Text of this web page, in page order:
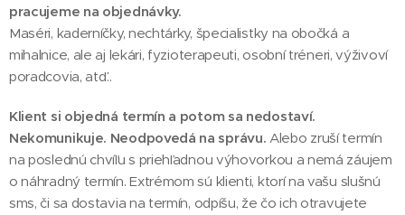
pracujeme na objednávky.
Maséri, kaderníčky, nechtárky, špecialistky na obočká a
mihalnice, ale aj lekári, fyzioterapeuti, osobní tréneri, výživoví
poradcovia, atď..
Klient si objedná termín a potom sa nedostaví.
Nekomunikuje. Neodpovedá na správu. Alebo zruší termín
na poslednú chvíľu s priehľadnou výhovorkou a nemá záujem
o náhradný termín. Extrémom sú klienti, ktorí na vašu slušnú
sms, či sa dostavia na termín, odpíšu, že čo ich otravujete